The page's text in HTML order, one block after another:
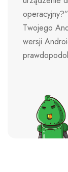
Twojego
wersji